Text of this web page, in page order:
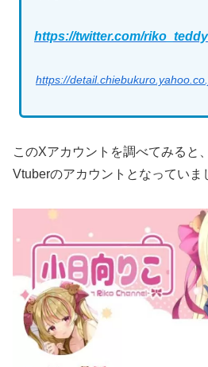
https://twitter.com/
https://
このXアカウントを調べてみると
Vtuberのアカウントとなっていま